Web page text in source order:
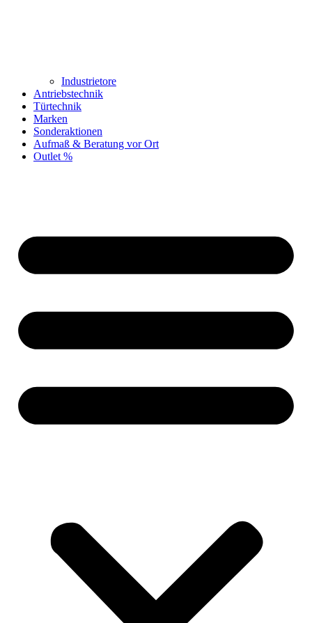
Industrietore
Antriebstechnik
Türtechnik
Marken
Sonderaktionen
Aufmaß & Beratung vor Ort
Outlet %